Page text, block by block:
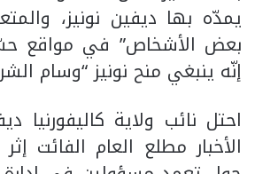
يمدّه بها ديفين نونيز،
بعض الأشخاص” في مواقع
إنّه ينبغي منح نونيز “وسام
احتل نائب ولاية كاليفورنيا
الأخبار مطلع العام الفائت